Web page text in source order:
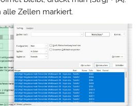
Zellen markiert.